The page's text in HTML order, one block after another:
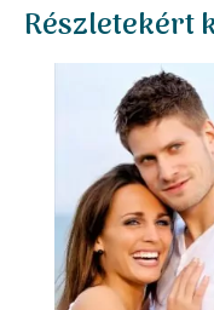
Részletekért